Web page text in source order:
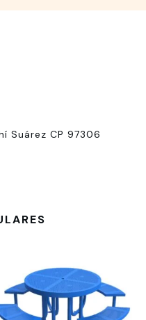
Suárez CP 97306